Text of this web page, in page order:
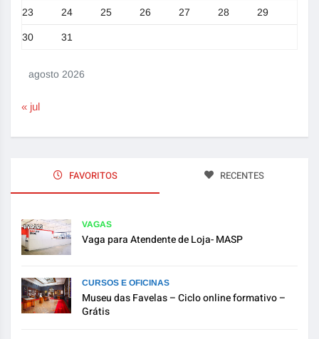
agosto 2026
23 24 25 26 27 28 29
30 31
« jul
FAVORITOS RECENTES
VAGAS
Vaga para Atendente de Loja- MASP
CURSOS E OFICINAS
Museu das Favelas – Ciclo online formativo –
Grátis